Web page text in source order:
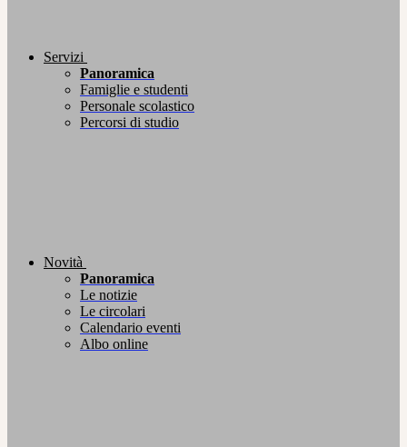
Servizi
Panoramica
Famiglie e studenti
Personale scolastico
Percorsi di studio
Novità
Panoramica
Le notizie
Le circolari
Calendario eventi
Albo online